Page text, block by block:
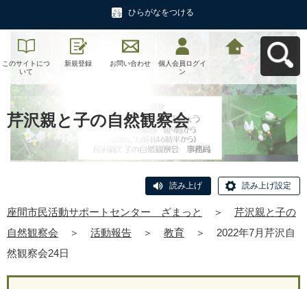
ひらがなをつける
このサイトにつ
いて
新規登録 お問い合わせ
個人会員ログイ
ン
座間市民活動サ
戻る
芹沢親と子の自然観察会
読み上げ 読み上げ設定
座間市民活動サポートセンター ざまっと ＞
芹沢親と子の
自然観察会
＞ 活動報告 ＞ 教育 ＞
2022年7月芹沢自
然観察会24日